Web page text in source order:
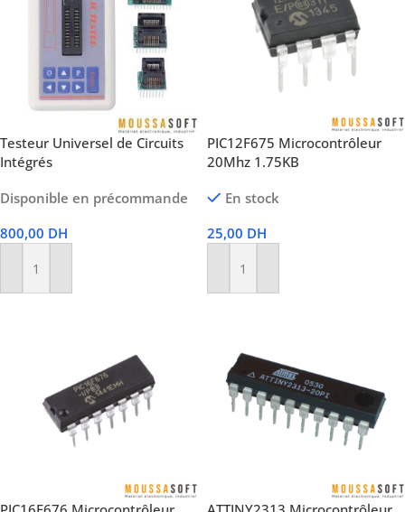
Testeur Universel de Circuits
Intégrés
Disponible en précommande
800,00 DH
Ajouter Au Panier
PIC12F675 Microcontrôleur
20Mhz 1.75KB
En stock
25,00 DH
Ajouter Au Panier